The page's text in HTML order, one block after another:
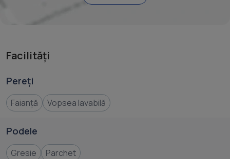
Facilități
Pereți
Faianță Vopsea lavabilă
Podele
Gresie Parchet